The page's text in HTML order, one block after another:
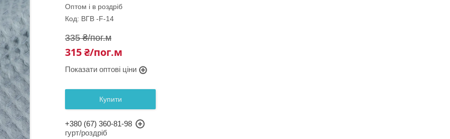
Оптом і в роздріб
Код: ВГВ -F-14
335 ₴/пог.м
315 ₴/пог.м
Показати оптові ціни
Купити
+380 (67) 360-81-98
гурт/роздріб